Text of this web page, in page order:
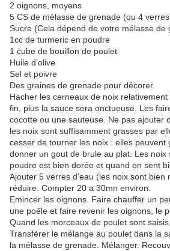
2 oignons, moyens
5 CS de mélasse de grenade (ou 4
Sucre (Cela dépend de votre mélasse de
1cc de turmeric en poudre
1 cube de bouillon de poulet
Huile d’olive
Sel et poivre
Des graines de grenade pour décorer
Hacher les cerneaux de noix
fin, plus la sauce sera onctueuse. Les
cocotte ou une sauteuse. Ne pas ajouter
les noix sont suffisamment grasses par
cesser de tourner les noix : elles peuvent
donner un gout de brule au plat. Les noix
poudre est bien dorée et quand on sent
Ajouter 5 verres d’eau (les noix sont bien
réduire. Compter 20 a 30mn environ.
Emincer les oignons. Faire chauffer un
une poêle et faire revenir les oignons, le
Quand les morceaux de poulet sont
Transférer le mélange au poulet dans la
la mélasse de grenade. Mélanger.